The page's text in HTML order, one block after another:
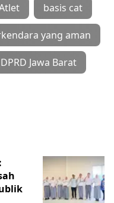
basis cat
yang aman
DPRD Jawa Barat